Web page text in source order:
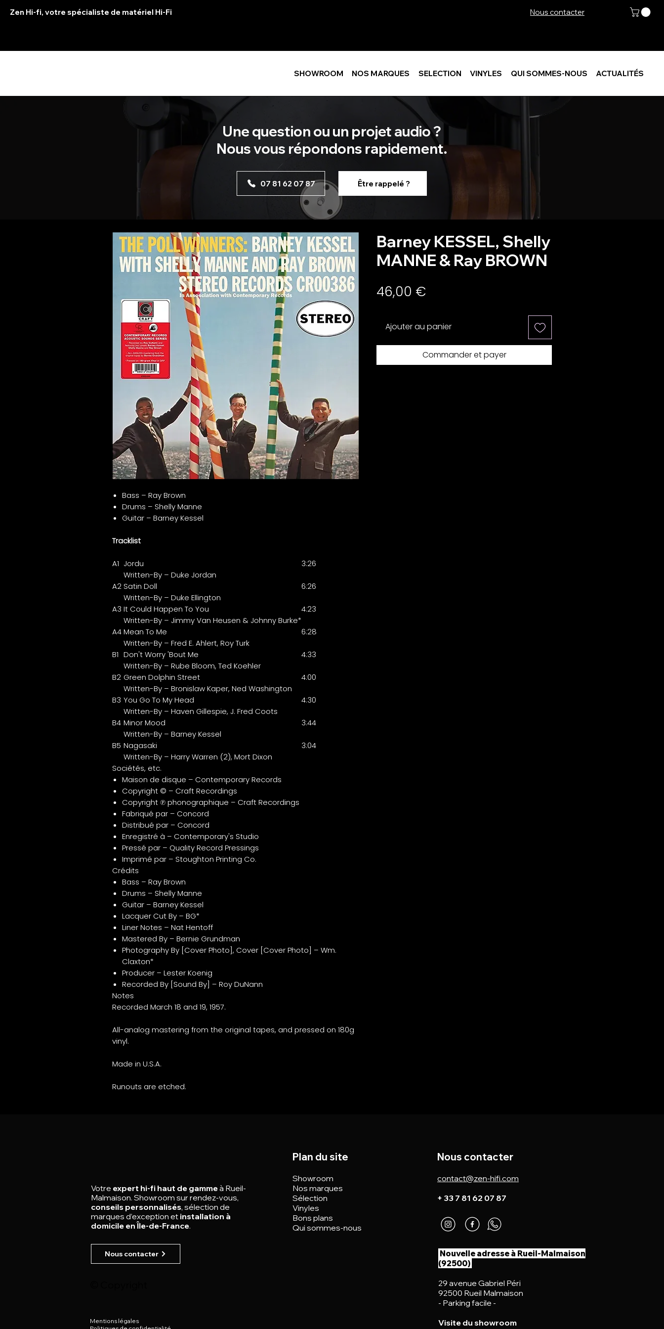
Zen Hi-fi, votre spécialiste de matériel Hi-Fi Nous contacter
SHOWROOM NOS MARQUES SELECTION VINYLES QUI SOMMES-NOUS ACTUALITÉS
Une question ou un projet audio ?
Nous vous répondons rapidement.
07 81 62 07 87 Être rappelé ?
Bass – Ray Brown
Drums – Shelly Manne
Guitar – Barney Kessel
Tracklist
A1 Jordu
Written-By – Duke Jordan
3:26
A2Satin Doll
Written-By – Duke Ellington
6:26
A3 It Could Happen To You
Written-By – Jimmy Van Heusen & Johnny Burke*
4:23
A4Mean To Me
Written-By – Fred E. Ahlert, Roy Turk
6:28
B1 Don't Worry 'Bout Me
Written-By – Rube Bloom, Ted Koehler
4:33
B2 Green Dolphin Street
Written-By – Bronislaw Kaper, Ned Washington
4:00
B3 You Go To My Head
Written-By – Haven Gillespie, J. Fred Coots
4:30
B4 Minor Mood
Written-By – Barney Kessel
3:44
B5 Nagasaki
Written-By – Harry Warren (2), Mort Dixon
3:04
Sociétés, etc.
Maison de disque – Contemporary Records
Copyright © – Craft Recordings
Copyright ℗ phonographique – Craft Recordings
Fabriqué par – Concord
Distribué par – Concord
Enregistré à – Contemporary's Studio
Pressé par – Quality Record Pressings
Imprimé par – Stoughton Printing Co.
Crédits
Bass – Ray Brown
Drums – Shelly Manne
Guitar – Barney Kessel
Lacquer Cut By – BG*
Liner Notes – Nat Hentoff
Mastered By – Bernie Grundman
Photography By [Cover Photo], Cover [Cover Photo] – Wm.
Claxton*
Producer – Lester Koenig
Recorded By [Sound By] – Roy DuNann
Notes
Recorded March 18 and 19, 1957.
All-analog mastering from the original tapes, and pressed on 180g
vinyl.
Made in U.S.A.
Runouts are etched.
Barney KESSEL, Shelly
MANNE & Ray BROWN
46,00 €Prix
Ajouter au panier
Commander et payer
Votre expert hi-fi haut de gammeà Rueil-
Malmaison. Showroom sur rendez-vous,
conseils personnalisés, sélection de
marques d’exception et installation à
domicile en Île-de-France.
Plan du site
Showroom
Nos marques
Sélection
Vinyles
Bons plans
Qui sommes-nous
Nous contacter
Mentions légales
Nous contacter
contact@zen-hifi.com
+ 33 7 81 62 07 87
Nouvelle adresse à Rueil-Malmaison
(92500)
29 avenue Gabriel Péri
92500 Rueil Malmaison
- Parking facile -
Visite du showroom